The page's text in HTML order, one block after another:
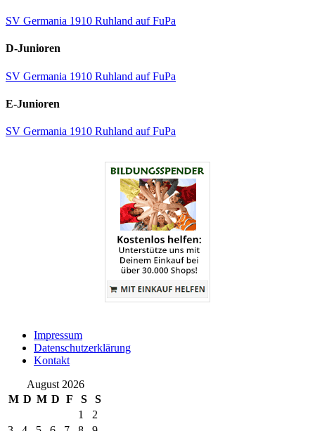
SV Germania 1910 Ruhland auf FuPa
D-Junioren
SV Germania 1910 Ruhland auf FuPa
E-Junioren
SV Germania 1910 Ruhland auf FuPa
Impressum
Datenschutzerklärung
Kontakt
August 2026
M D M D F S
S
1
2